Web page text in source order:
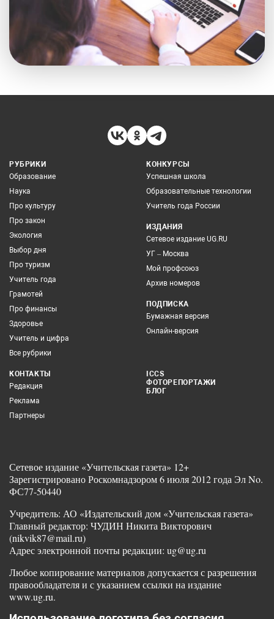
РУБРИКИ
Образование
Наука
Про культуру
Про закон
Экология
Выбор дня
Про туризм
Учитель года
Грамотей
Про финансы
Здоровье
Учитель и цифра
Все рубрики
КОНКУРСЫ
Успешная школа
Образовательные технологии
Учитель года России
ИЗДАНИЯ
Сетевое издание UG.RU
УГ – Москва
Мой профсоюз
Архив номеров
ПОДПИСКА
Бумажная версия
Онлайн-версия
КОНТАКТЫ
Редакция
Реклама
Партнеры
ICCS
ФОТОРЕПОРТАЖИ
БЛОГ
Сетевое издание «Учительская газета» 12+
Зарегистрировано Роскомнадзором 6 июля 2012 года Эл No.
ФС77-50440
Учредитель: АО «Издательский дом «Учительская газета»
Главный редактор: ЧУДИН Никита Викторович
(nikvik87@mail.ru)
Адрес электронной почты редакции: ug@ug.ru
Любое копирование материалов допускается с разрешения
правообладателя и с указанием ссылки на издание
www.ug.ru.